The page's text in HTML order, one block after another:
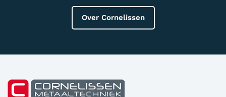
Over Cornelissen